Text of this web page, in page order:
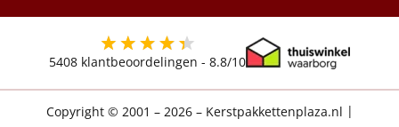
5408 klantbeoordelingen - 8.8/10
Copyright © 2001 – 2026 – Kerstpakkettenplaza.nl |